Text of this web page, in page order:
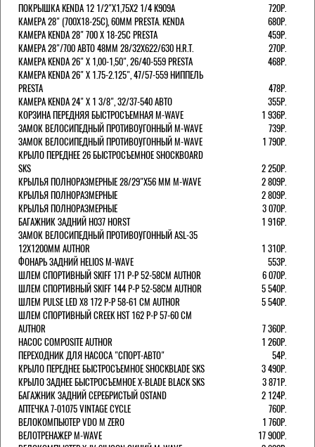
ПОКРЫШКА KENDA 12 1/2"Х1,75X2 1/4 K909A
720Р.
КАМЕРА 28" (700Х18-25С), 60ММ PRESTA. KENDA
680Р.
КАМЕРА KENDA 28" 700 Х 18-25С PRESTA
459Р.
КАМЕРА 28"/700 АВТО 48ММ 28/32Х622/630 H.R.T.
270Р.
КАМЕРА KENDA 26" Х 1,00-1,50", 26/40-559 PRESTA
468Р.
КАМЕРА KENDA 26" Х 1.75-2.125", 47/57-559 НИППЕЛЬ
PRESTA
478Р.
КАМЕРА KENDA 24" Х 1 3/8", 32/37-540 АВТО
355Р.
КОРЗИНА ПЕРЕДНЯЯ БЫСТРОСЪЕМНАЯ M-WAVE
1 936Р.
ЗАМОК ВЕЛОСИПЕДНЫЙ ПРОТИВОУГОННЫЙ M-WAVE
739Р.
ЗАМОК ВЕЛОСИПЕДНЫЙ ПРОТИВОУГОННЫЙ M-WAVE
1 790Р.
КРЫЛО ПЕРЕДНЕЕ 26 БЫСТРОСЪЕМНОЕ SHOCKBOARD
SKS
2 250Р.
КРЫЛЬЯ ПОЛНОРАЗМЕРНЫЕ 28/29"Х56 ММ M-WAVE
2 809Р.
КРЫЛЬЯ ПОЛНОРАЗМЕРНЫЕ
2 809Р.
КРЫЛЬЯ ПОЛНОРАЗМЕРНЫЕ
3 070Р.
БАГАЖНИК ЗАДНИЙ H037 HORST
1 916Р.
ЗАМОК ВЕЛОСИПЕДНЫЙ ПРОТИВОУГОННЫЙ ASL-35
12Х1200ММ AUTHOR
1 310Р.
ФОНАРЬ ЗАДНИЙ HELIOS M-WAVE
553Р.
ШЛЕМ СПОРТИВНЫЙ SKIFF 171 Р-Р 52-58СМ AUTHOR
6 070Р.
ШЛЕМ СПОРТИВНЫЙ SKIFF 144 Р-Р 52-58СМ AUTHOR
5 540Р.
ШЛЕМ PULSE LED X8 172 Р-Р 58-61 СМ AUTHOR
5 540Р.
ШЛЕМ СПОРТИВНЫЙ CREEK HST 162 Р-Р 57-60 СМ
AUTHOR
7 360Р.
НАСОС COMPOSITE AUTHOR
1 260Р.
ПЕРЕХОДНИК ДЛЯ НАСОСА "СПОРТ-АВТО"
54Р.
КРЫЛО ПЕРЕДНЕЕ БЫСТРОСЪЕМНОЕ SHOCKBLADE SKS
3 490Р.
КРЫЛО ЗАДНЕЕ БЫСТРОСЪЕМНОЕ X-BLADE BLACK SKS
3 871Р.
БАГАЖНИК ЗАДНИЙ СЕРЕБРИСТЫЙ OSTAND
2 124Р.
АПТЕЧКА 7-01075 VINTAGE CYCLE
760Р.
ВЕЛОКОМПЬЮТЕР VDO M ZERO
1 760Р.
ВЕЛОТРЕНАЖЕР M-WAVE
17 900Р.